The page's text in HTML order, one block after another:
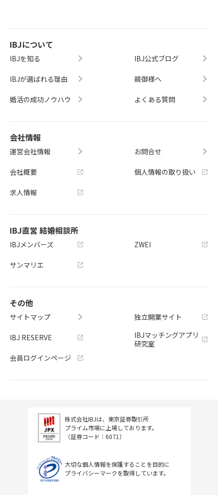
IBJについて
IBJを知る
IBJが選ばれる理由
婚活の成功ノウハウ
IBJ公式ブログ
親御様へ
よくある質問
会社情報
運営会社情報
会社概要
求人情報
お問合せ
個人情報の取り扱い
IBJ直営 結婚相談所
IBJメンバーズ
サンマリエ
ZWEI
その他
サイトマップ
IBJ RESERVE
会員ログインページ
独立開業サイト
IBJマッチングアプリ
研究室
株式会社IBJは、東京証券取引所
プライム市場に上場しております。
（証券コード：6071）
大切な個人情報を保護することを目的に
プライバシーマークを取得しています。